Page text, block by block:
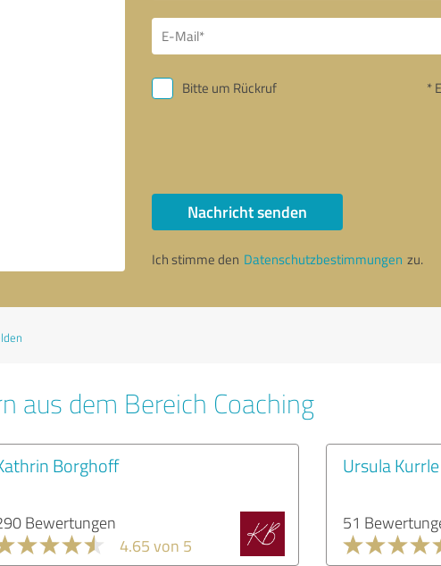
Bitte um Rückruf *
Nachricht senden
Ich stimme den Datenschutzbestimmungen zu.
aus dem Bereich Coaching
Borghoff
Bewertungen
4.65 von 5
Ursula Kurrle
51